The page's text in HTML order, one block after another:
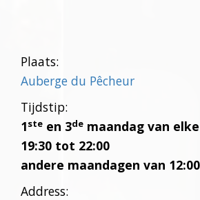
Plaats:
Auberge du Pêcheur
Tijdstip:
1ste en 3de maandag van
19:30 tot 22:00
andere maandagen van
Address: